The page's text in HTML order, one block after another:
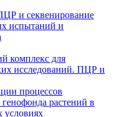
и секвенирование
испытаний и
комплекс для
исследований. ПЦР и
процессов
растений в
условиях